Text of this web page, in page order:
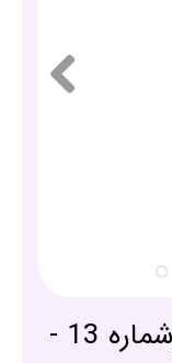
رژ لب براق (برق لب) پودایر شماره 13 -